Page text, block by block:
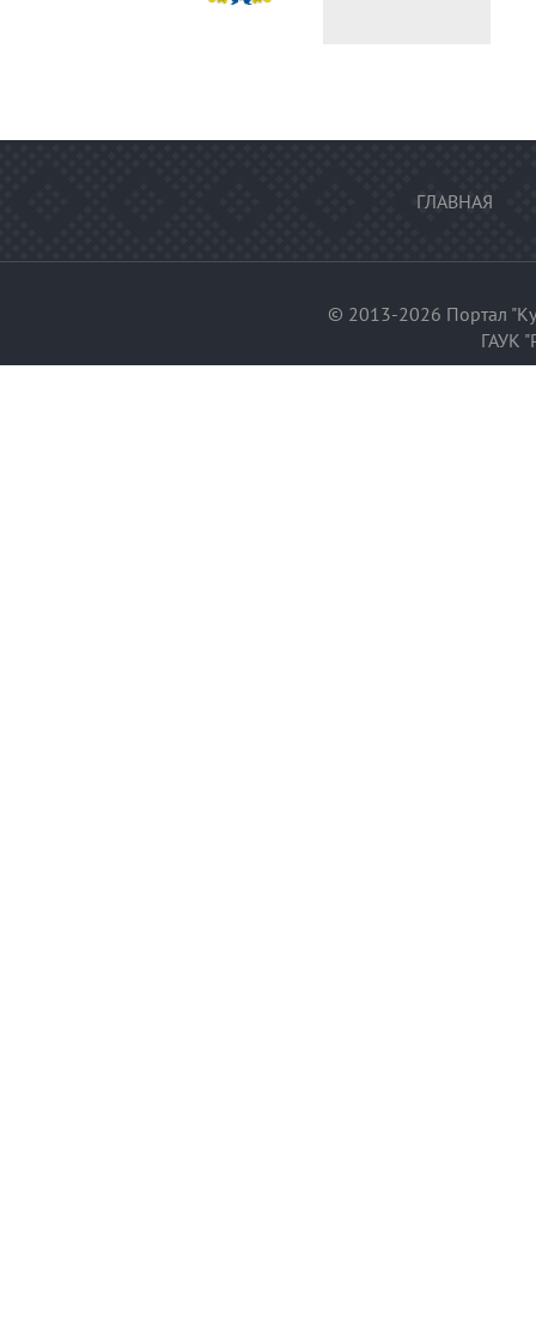
ГЛАВНАЯ
© 2013-2026 Портал
ГАУК